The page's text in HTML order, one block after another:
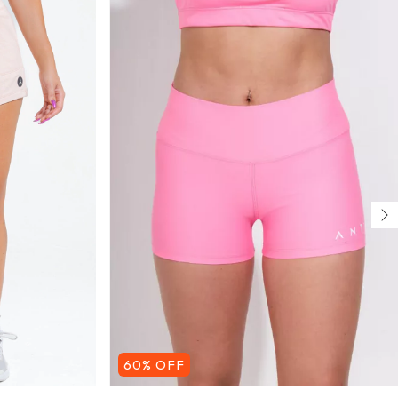
60%OFF